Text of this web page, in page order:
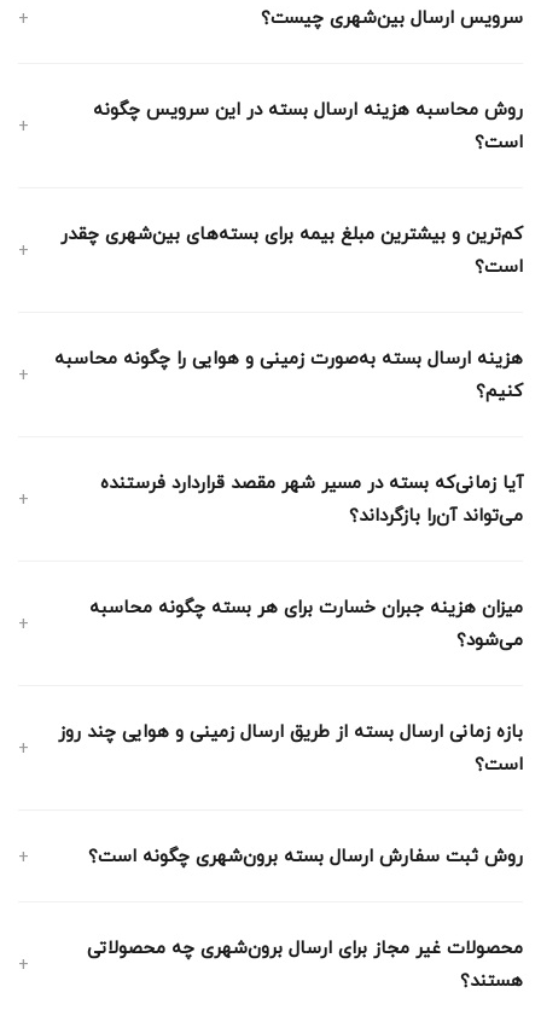
سرویس ارسال بین‌شهری چیست؟
روش محاسبه هزینه ارسال بسته در این سرویس چگونه
است؟
کم‌ترین و بیشترین مبلغ بیمه برای بسته‌های بین‌شهری چقدر
است؟
هزینه‌ ارسال بسته‌ به‌صورت زمینی و هوایی را چگونه محاسبه
کنیم؟
آیا زمانی‌که بسته در مسیر شهر مقصد قراردارد فرستنده
می‌تواند آن‌را بازگرداند؟
میزان هزینه جبران خسارت برای هر بسته چگونه محاسبه
می‌شود؟
بازه زمانی ارسال بسته از طریق ارسال زمینی و هوایی چند روز
است؟
روش ثبت سفارش ارسال بسته برون‌شهری چگونه است؟
محصولات غیر مجاز برای ارسال برون‌شهری چه محصولاتی
هستند؟